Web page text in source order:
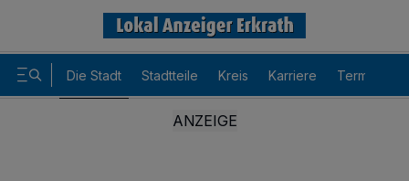
Die Stadt Stadtteile Kreis Karriere Termine